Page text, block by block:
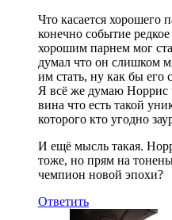
Что касается хорошего
конечно событие
хорошим парнем мог
думал что он слишком
им стать, ну как бы его
Я всё же думаю Норрис
вина что есть такой
которого кто угодно
И ещё мысль такая.
тоже, но прям на
чемпион новой эпохи?
Ответить